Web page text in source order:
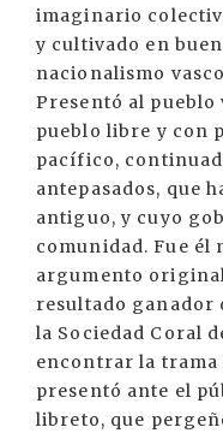
imaginario
y cultivado en
nacionalismo
Presentó al pueblo
pueblo libre y con
pacífico,
antepasados, que
antiguo, y cuyo
comunidad. Fue él
argumento
resultado ganador
la Sociedad Coral
encontrar la trama
presentó ante el
libreto, que